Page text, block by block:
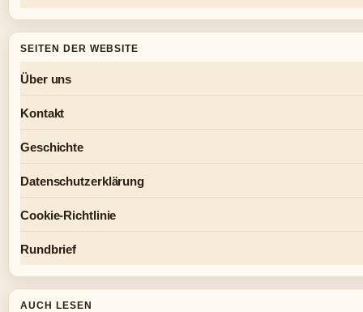
SEITEN DER WEBSITE
Über uns
Kontakt
Geschichte
Datenschutzerklärung
Cookie-Richtlinie
Rundbrief
AUCH LESEN